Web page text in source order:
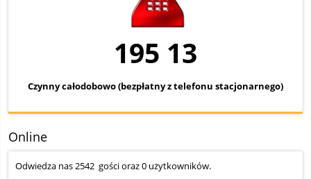
195 13
Czynny całodobowo (bezpłatny z telefonu stacjonarnego)
Online
Odwiedza nas 2542 gości oraz 0 użytkowników.